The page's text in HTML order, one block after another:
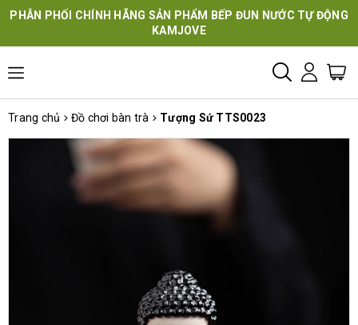
PHÂN PHỐI CHÍNH HÃNG SẢN PHẨM BẾP ĐUN NƯỚC TỰ ĐỘNG
KAMJOVE
Trang chủ Đồ chơi bàn trà Tượng Sứ TTS0023